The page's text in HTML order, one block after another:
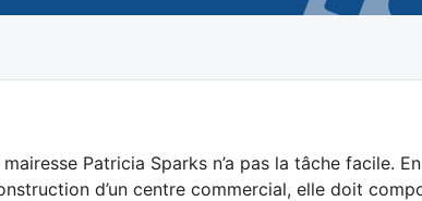
Patricia Sparks n’a pas la tâche facile.
d’un centre commercial, elle doit